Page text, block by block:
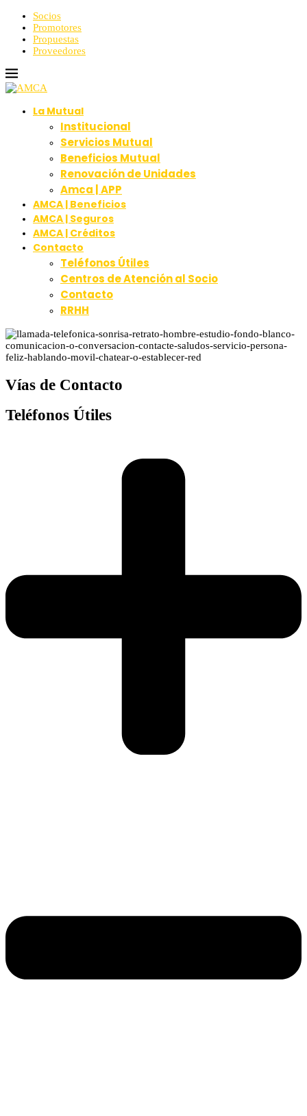
Socios
Promotores
Propuestas
Proveedores
La Mutual
Institucional
Servicios Mutual
Beneficios Mutual
Renovación de Unidades
Amca | APP
AMCA | Beneficios
AMCA | Seguros
AMCA | Créditos
Contacto
Teléfonos Útiles
Centros de Atención al Socio
Contacto
RRHH
Vías de Contacto
Teléfonos Útiles